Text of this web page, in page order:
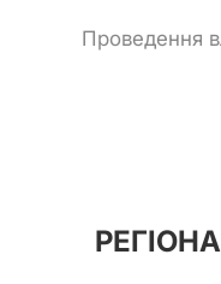
Проведення